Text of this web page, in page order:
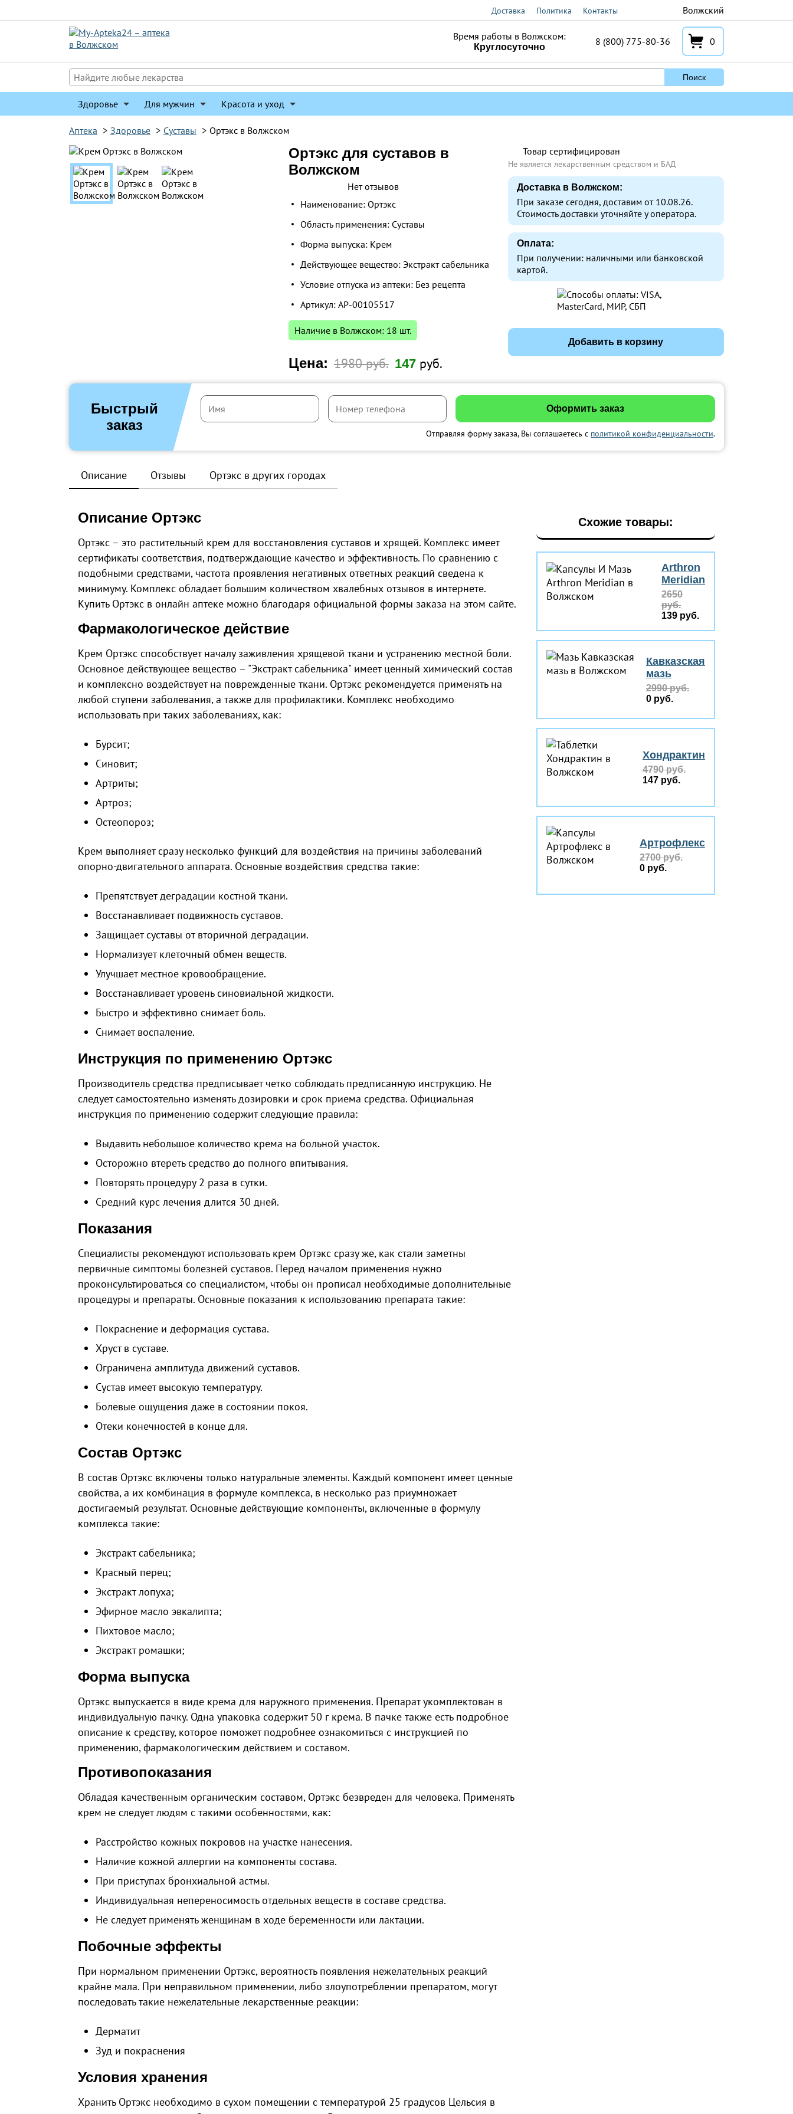
к
Доставка Политика Контакты Волжский
Время работы в Волжском:
Круглосуточно 8 (800) 775-80-36 0
Поиск
Здоровье Для мужчин Красота и уход
Аптека > Здоровье > Суставы > Ортэкс в Волжском
Ортэкс для суставов в
Волжском
Нет отзывов
Наименование: Ортэкс
Область применения: Суставы
Форма выпуска: Крем
Действующее вещество: Экстракт сабельника
Условие отпуска из аптеки: Без рецепта
Артикул: AP-00105517
Наличие в Волжском: 18 шт.
Цена: 1980 руб. 147руб.
Товар сертифицирован
Не является лекарственным средством и БАД
Доставка в Волжском:
При заказе сегодня, доставим от 10.08.26.
Стоимость доставки уточняйте у оператора.
Оплата:
При получении: наличными или банковской
картой.
Добавить в корзину
Быстрый
заказ
Отправляя форму заказа, Вы соглашаетесь с политикой конфиденциальности.
Описание Отзывы Ортэкс в других городах
Описание Ортэкс
Ортэкс – это растительный крем для восстановления суставов и хрящей. Комплекс имеет
сертификаты соответствия, подтверждающие качество и эффективность. По сравнению с
подобными средствами, частота проявления негативных ответных реакций сведена к
минимуму. Комплекс обладает большим количеством хвалебных отзывов в интернете.
Купить Ортэкс в онлайн аптеке можно благодаря официальной формы заказа на этом сайте.
Фармакологическое действие
Крем Ортэкс способствует началу заживления хрящевой ткани и устранению местной боли.
Основное действующее вещество – "Экстракт сабельника" имеет ценный химический состав
и комплексно воздействует на поврежденные ткани. Ортэкс рекомендуется применять на
любой ступени заболевания, а также для профилактики. Комплекс необходимо
использовать при таких заболеваниях, как:
Бурсит;
Синовит;
Артриты;
Артроз;
Остеопороз;
Крем выполняет сразу несколько функций для воздействия на причины заболеваний
опорно-двигательного аппарата. Основные воздействия средства такие:
Препятствует деградации костной ткани.
Восстанавливает подвижность суставов.
Защищает суставы от вторичной деградации.
Нормализует клеточный обмен веществ.
Улучшает местное кровообращение.
Восстанавливает уровень синовиальной жидкости.
Быстро и эффективно снимает боль.
Снимает воспаление.
Инструкция по применению Ортэкс
Производитель средства предписывает четко соблюдать предписанную инструкцию. Не
следует самостоятельно изменять дозировки и срок приема средства. Официальная
инструкция по применению содержит следующие правила:
Выдавить небольшое количество крема на больной участок.
Осторожно втереть средство до полного впитывания.
Повторять процедуру 2 раза в сутки.
Средний курс лечения длится 30 дней.
Показания
Специалисты рекомендуют использовать крем Ортэкс сразу же, как стали заметны
первичные симптомы болезней суставов. Перед началом применения нужно
проконсультироваться со специалистом, чтобы он прописал необходимые дополнительные
процедуры и препараты. Основные показания к использованию препарата такие:
Покраснение и деформация сустава.
Хруст в суставе.
Ограничена амплитуда движений суставов.
Сустав имеет высокую температуру.
Болевые ощущения даже в состоянии покоя.
Отеки конечностей в конце для.
Состав Ортэкс
В состав Ортэкс включены только натуральные элементы. Каждый компонент имеет ценные
свойства, а их комбинация в формуле комплекса, в несколько раз приумножает
достигаемый результат. Основные действующие компоненты, включенные в формулу
комплекса такие:
Экстракт сабельника;
Красный перец;
Экстракт лопуха;
Эфирное масло эвкалипта;
Пихтовое масло;
Экстракт ромашки;
Форма выпуска
Ортэкс выпускается в виде крема для наружного применения. Препарат укомплектован в
индивидуальную пачку. Одна упаковка содержит 50 г крема. В пачке также есть подробное
описание к средству, которое поможет подробнее ознакомиться с инструкцией по
применению, фармакологическим действием и составом.
Противопоказания
Обладая качественным органическим составом, Ортэкс безвреден для человека. Применять
крем не следует людям с такими особенностями, как:
Расстройство кожных покровов на участке нанесения.
Наличие кожной аллергии на компоненты состава.
При приступах бронхиальной астмы.
Индивидуальная непереносимость отдельных веществ в составе средства.
Не следует применять женщинам в ходе беременности или лактации.
Побочные эффекты
При нормальном применении Ортэкс, вероятность появления нежелательных реакций
крайне мала. При неправильном применении, либо злоупотреблении препаратом, могут
последовать такие нежелательные лекарственные реакции:
Дерматит
Зуд и покраснения
Условия хранения
Хранить Ортэкс необходимо в сухом помещении с температурой 25 градусов Цельсия в
Схожие товары:
Arthron
Meridian
2650
руб.
139 руб.
Кавказская
мазь
2990 руб.
0 руб.
Хондрактин
4790 руб.
147 руб.
Артрофлекс
2700 руб.
0 руб.